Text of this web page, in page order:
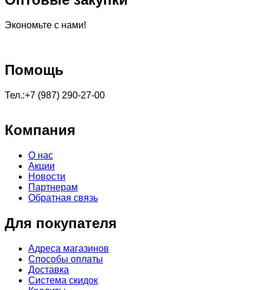
Экономьте с нами!
Помощь
Тел.:+7 (987) 290-27-00
Компания
О нас
Акции
Новости
Партнерам
Обратная связь
Для покупателя
Адреса магазинов
Способы оплаты
Доставка
Система скидок